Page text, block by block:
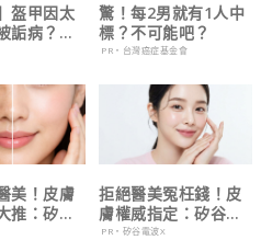
盔甲因太
詬病？導
驚！每2男就有1人中
標？不可能吧？
PR・台灣癌症基金會
美！皮膚
推：矽谷
膚由內而
拒絕醫美冤枉錢！皮
膚權威指定：矽谷電
波 X 由內而外養出逆
PR・矽谷電波X